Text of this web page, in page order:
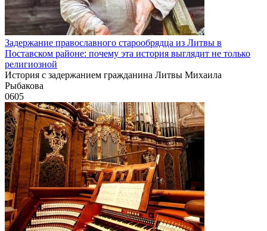
Задержание православного старообрядца из Литвы в
Поставском районе: почему эта история выглядит не только
религиозной
История с задержанием гражданина Литвы Михаила
Рыбакова
0605